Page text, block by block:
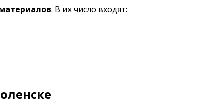
. В их число входят: